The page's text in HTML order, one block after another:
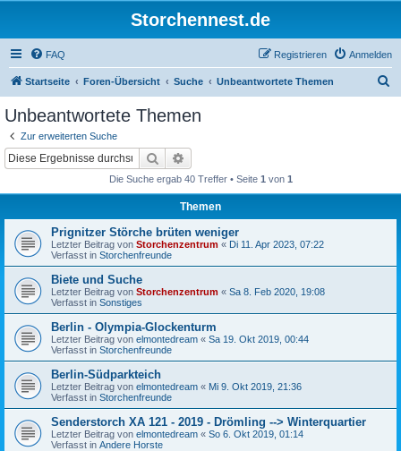
Storchennest.de
FAQ Anmelden
Registrieren
Startseite Foren-Übersicht Suche Unbeantwortete Themen
Unbeantwortete Themen
Zur erweiterten Suche
Suche
Die Suche ergab 40 Treffer • Seite 1 von 1
Themen
Prignitzer Störche brüten weniger
Letzter Beitrag von Storchenzentrum « Di 11. Apr 2023, 07:22
Verfasst in Storchenfreunde
Biete und Suche
Letzter Beitrag von Storchenzentrum « Sa 8. Feb 2020, 19:08
Verfasst in Sonstiges
Berlin - Olympia-Glockenturm
Letzter Beitrag von elmontedream « Sa 19. Okt 2019, 00:44
Verfasst in Storchenfreunde
Berlin-Südparkteich
Letzter Beitrag von elmontedream « Mi 9. Okt 2019, 21:36
Verfasst in Storchenfreunde
Senderstorch XA 121 - 2019 - Drömling --> Winterquartier
Letzter Beitrag von elmontedream « So 6. Okt 2019, 01:14
Verfasst in Andere Horste